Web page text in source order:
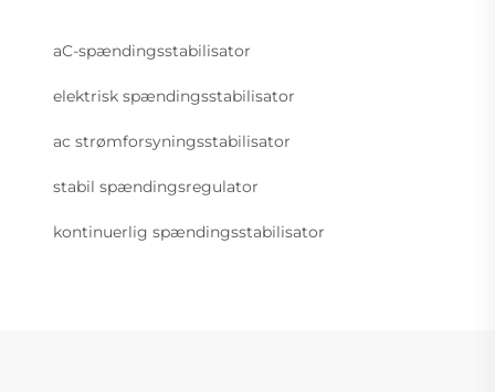
aC-spændingsstabilisator
elektrisk spændingsstabilisator
ac strømforsyningsstabilisator
stabil spændingsregulator
kontinuerlig spændingsstabilisator